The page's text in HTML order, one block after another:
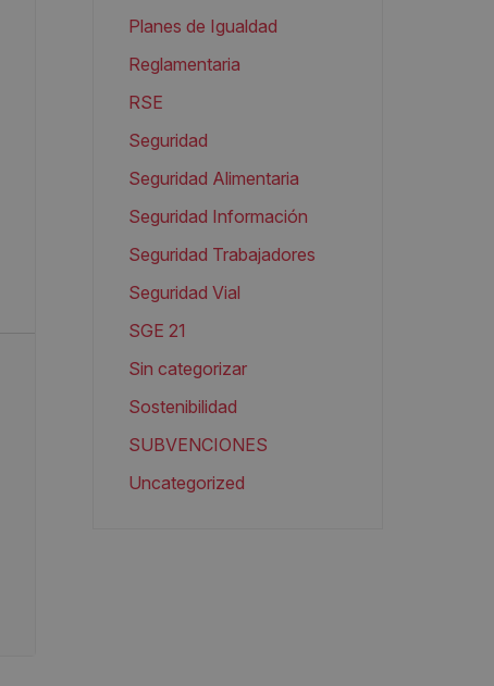
Planes de Igualdad
Reglamentaria
RSE
Seguridad
Seguridad Alimentaria
Seguridad Información
Seguridad Trabajadores
Seguridad Vial
SGE 21
Sin categorizar
Sostenibilidad
SUBVENCIONES
Uncategorized